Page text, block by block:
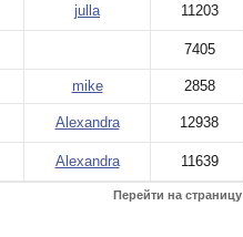
julla 11203
7405
mike 2858
Alexandra 12938
Alexandra 11639
Перейти на страницу